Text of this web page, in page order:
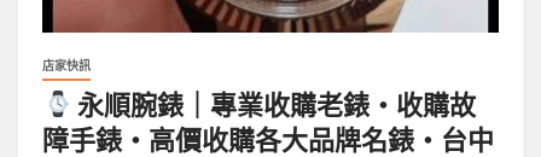
店家快訊
永順腕錶｜專業收購老錶・收購故
障手錶・高價收購各大品牌名錶・台中